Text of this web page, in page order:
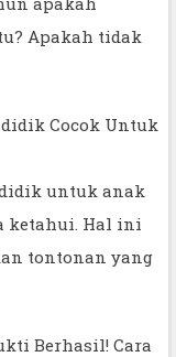
Apakah tidak
Cocok Untuk
untuk anak
ketahui. Hal ini
tontonan yang
Berhasil! Cara